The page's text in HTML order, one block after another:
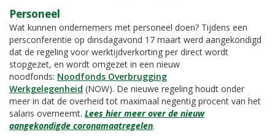
Personeel
Wat kunnen ondernemers met personeel doen? Tijdens een
persconferentie op dinsdagavond 17 maart werd aangekondigd
dat de regeling voor werktijdverkorting per direct wordt
stopgezet, en wordt omgezet in een nieuw
noodfonds: Noodfonds Overbrugging
Werkgelegenheid (NOW). De nieuwe regeling houdt onder
meer in dat de overheid tot maximaal negentig procent van het
salaris overneemt. Lees hier meer over de nieuw
aangekondigde coronamaatregelen.